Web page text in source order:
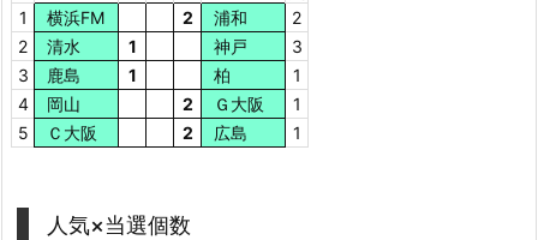
1
横浜FM 2 浦和
2
2
清水 1 神戸
3
3
鹿島 1 柏
1
4
岡山 2 Ｇ大阪
1
5
Ｃ大阪 2 広島 1
人気×当選個数